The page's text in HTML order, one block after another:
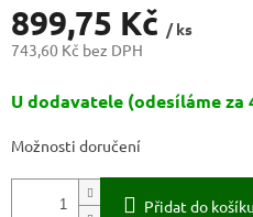
899,75 Kč / ks
743,60 Kč bez DPH
cena:
U dodavatele (odesíláme za
Možnosti doručení
Přidat do košíku